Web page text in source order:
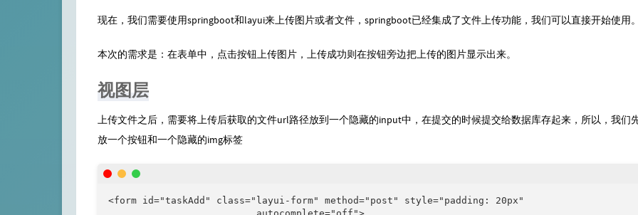
现在，我们需要使用springboot和layui来上传图片或者文件，springboot已经集成了文件上传功能，我们可以直接开始使用
本次的需求是：在表单中，点击按钮上传图片，上传成功则在按钮旁边把上传的图片显示出来。
视图层
上传文件之后，需要将上传后获取的文件url路径放到一个隐藏的input中，在提交的时候提交给数据库存起来，所以，我们
放一个按钮和一个隐藏的img标签
<form id="taskAdd" class="layui-form" method="post" style="padding: 20px"